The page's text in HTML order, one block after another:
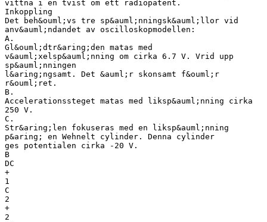
vittna i en tvist om ett radiopatent.
Inkoppling
Det beh&ouml;vs tre sp&auml;nningsk&auml;llor vid
anv&auml;ndandet av oscilloskopmodellen:
A.
Gl&ouml;dtr&aring;den matas med
v&auml;xelsp&auml;nning om cirka 6.7 V. Vrid upp
sp&auml;nningen
l&aring;ngsamt. Det &auml;r skonsamt f&ouml;r
r&ouml;ret.
B.
Accelerationssteget matas med liksp&auml;nning cirka
250 V.
C.
Str&aring;len fokuseras med en liksp&auml;nning
p&aring; en Wehnelt cylinder. Denna cylinder
ges potentialen cirka -20 V.
B
DC
+
1
C
2
+
2